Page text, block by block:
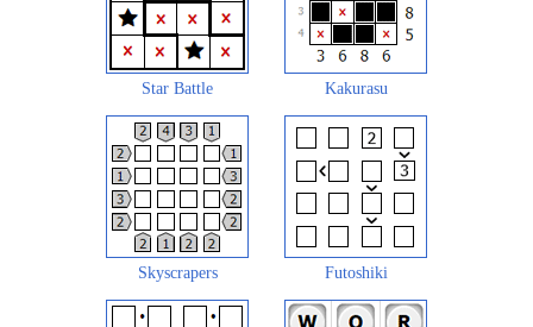
Star Battle Kakurasu
Skyscrapers Futoshiki